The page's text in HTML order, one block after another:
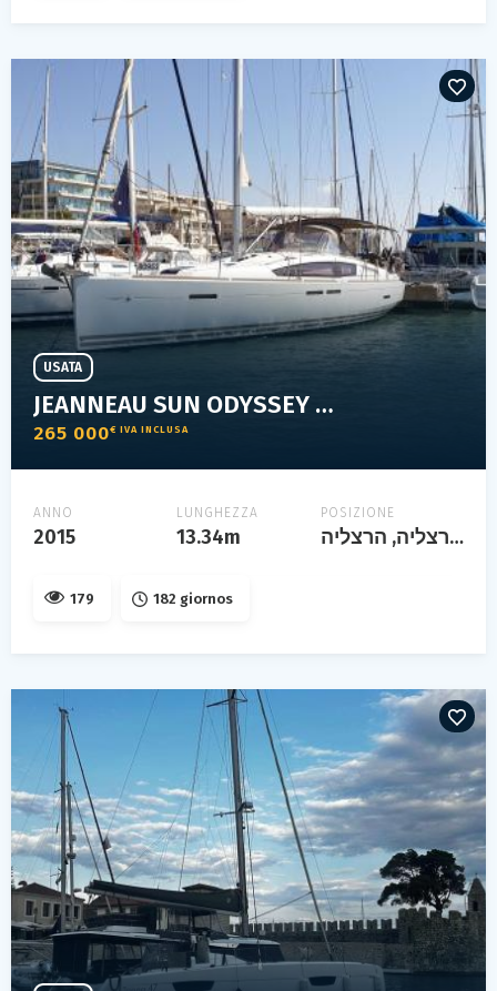
JEANNEAU SUN ODYSSEY 44 DS
265 000€ IVA INCLUSA
USATA
ANNO
2015
LUNGHEZZA
13.34m
POSIZIONE
הרצליה, הרצליה, israël
179 182 giornos